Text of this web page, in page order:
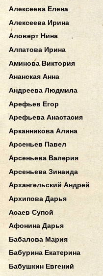
Алексеева Елена
Алексеева Ирина
Аловерт Нина
Алпатова Ирина
Аминова Виктория
Ананская Анна
Андреева Людмила
Арефьев Егор
Арефьева Анастасия
Арканникова Алина
Арсеньев Павел
Арсеньева Валерия
Арсеньева Зинаида
Архангельский Андрей
Архипова Дарья
Асаев Супой
Афонина Дарья
Бабалова Мария
Бабурина Екатерина
Бабушкин Евгений